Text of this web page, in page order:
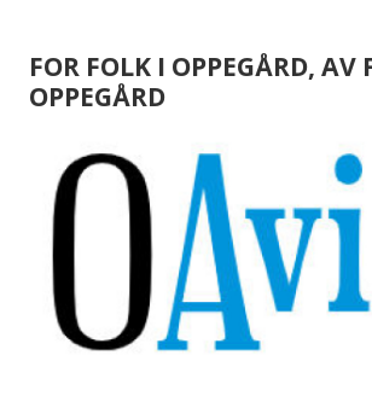
FOR FOLK I OPPEGÅRD, AV
OPPEGÅRD